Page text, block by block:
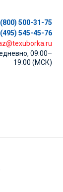
500-31-75
545-45-76
09:00–
19:00 (МСК)